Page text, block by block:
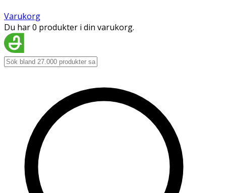
Varukorg
Du har 0 produkter i din varukorg.